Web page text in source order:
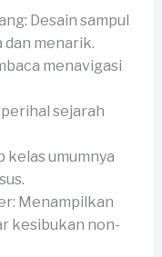
Desain sampul
menarik.
menavigasi
sejarah
kelas umumnya
Menampilkan
kesibukan non-